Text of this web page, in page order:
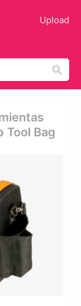
Upload
Bag